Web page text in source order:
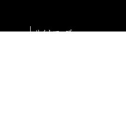
サイトマップ